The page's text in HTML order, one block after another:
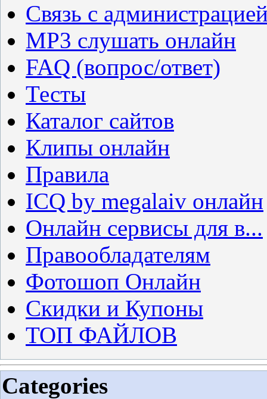
Связь с
MP3 слушать онлайн
FAQ (вопрос/ответ)
Тесты
Каталог сайтов
Клипы онлайн
Правила
ICQ by megalaiv онлайн
Онлайн сервисы для в...
Правообладателям
Фотошоп Онлайн
Скидки и Купоны
ТОП ФАЙЛОВ
Categories